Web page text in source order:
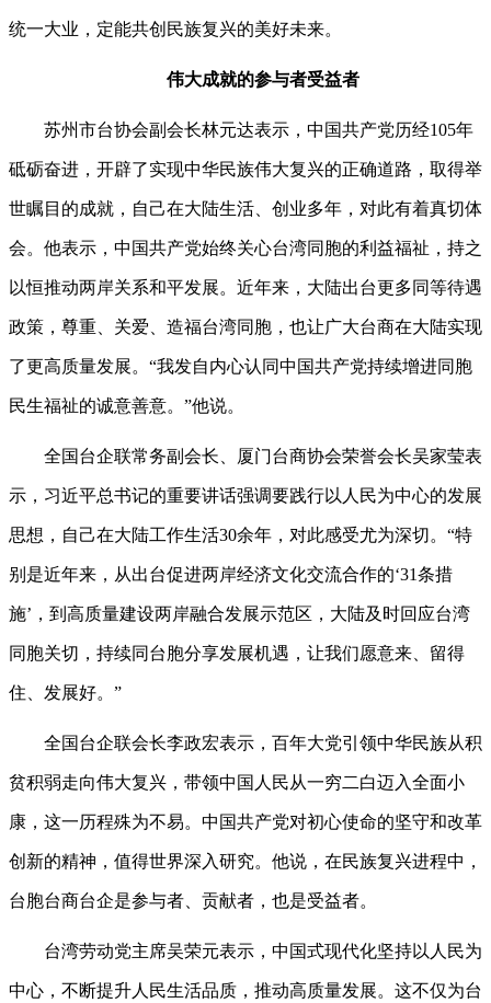
统一大业，定能共创民族复兴的美好未来。
伟大成就的参与者受益者
苏州市台协会副会长林元达表示，中国共产党历经105年
砥砺奋进，开辟了实现中华民族伟大复兴的正确道路，取得举
世瞩目的成就，自己在大陆生活、创业多年，对此有着真切体
会。他表示，中国共产党始终关心台湾同胞的利益福祉，持之
以恒推动两岸关系和平发展。近年来，大陆出台更多同等待遇
政策，尊重、关爱、造福台湾同胞，也让广大台商在大陆实现
了更高质量发展。“我发自内心认同中国共产党持续增进同胞
民生福祉的诚意善意。”他说。
全国台企联常务副会长、厦门台商协会荣誉会长吴家莹表
示，习近平总书记的重要讲话强调要践行以人民为中心的发展
思想，自己在大陆工作生活30余年，对此感受尤为深切。“特
别是近年来，从出台促进两岸经济文化交流合作的‘31条措
施’，到高质量建设两岸融合发展示范区，大陆及时回应台湾
同胞关切，持续同台胞分享发展机遇，让我们愿意来、留得
住、发展好。”
全国台企联会长李政宏表示，百年大党引领中华民族从积
贫积弱走向伟大复兴，带领中国人民从一穷二白迈入全面小
康，这一历程殊为不易。中国共产党对初心使命的坚守和改革
创新的精神，值得世界深入研究。他说，在民族复兴进程中，
台胞台商台企是参与者、贡献者，也是受益者。
台湾劳动党主席吴荣元表示，中国式现代化坚持以人民为
中心，不断提升人民生活品质，推动高质量发展。这不仅为台